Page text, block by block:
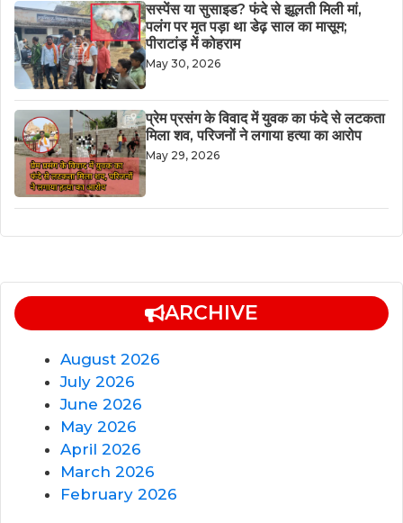
सस्पेंस या सुसाइड? फंदे से झूलती मिली मां,
पलंग पर मृत पड़ा था डेढ़ साल का मासूम;
पीराटांड़ में कोहराम
May 30, 2026
​प्रेम प्रसंग के विवाद में युवक का फंदे से लटकता
मिला शव, परिजनों ने लगाया हत्या का आरोप
May 29, 2026
ARCHIVE
August 2026
July 2026
June 2026
May 2026
April 2026
March 2026
February 2026